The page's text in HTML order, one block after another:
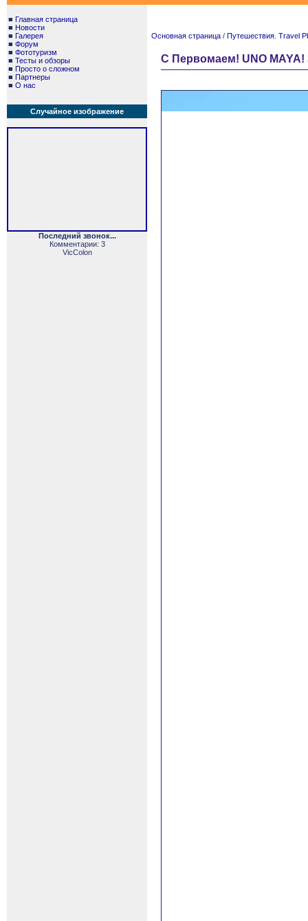
■ Главная страница
■ Новости
■ Галерея
■ Форум
■ Фототуризм
■ Тесты и обзоры
■ Просто о сложном
■ Партнеры
■ О нас
Случайное изображение
Последний звонок...
Комментарии: 3
VicColon
Основная страница / Путешествия. Travel
С Первомаем! UNO MAYA!